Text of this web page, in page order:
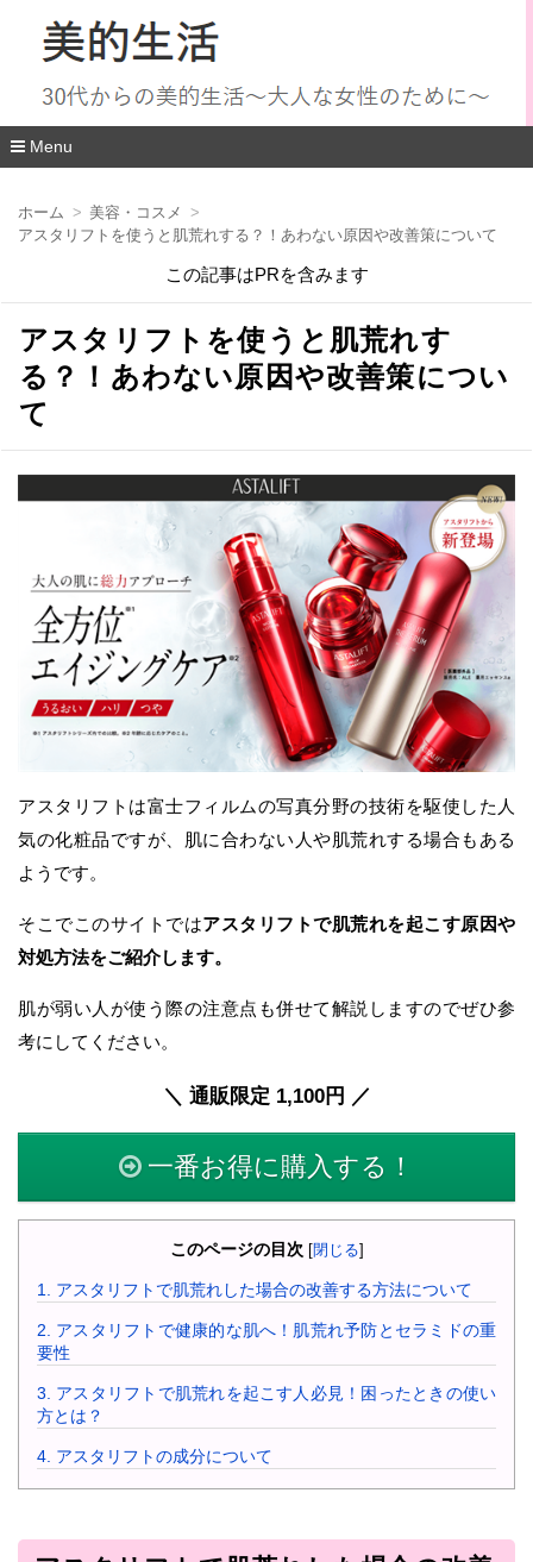
Menu
移
ホーム
美容・コスメ
アスタリフトを使うと肌荒れする？！あわない原因や改善策について
この記事はPRを含みます
アスタリフトを使うと肌荒れす
る？！あわない原因や改善策につい
て
アスタリフトは富士フィルムの写真分野の技術を駆使した人
気の化粧品ですが、肌に合わない人や肌荒れする場合もある
ようです。
そこでこのサイトではアスタリフトで肌荒れを起こす原因や
対処方法をご紹介します。
肌が弱い人が使う際の注意点も併せて解説しますのでぜひ参
考にしてください。
＼ 通販限定 1,100円 ／
一番お得に購入する！
このページの目次 [閉じる]
1. アスタリフトで肌荒れした場合の改善する方法について
2.
アスタリフトで健康的な肌へ！肌荒れ予防とセラミドの重
要性
3.
アスタリフトで肌荒れを起こす人必見！困ったときの使い
方とは？
4. アスタリフトの成分について